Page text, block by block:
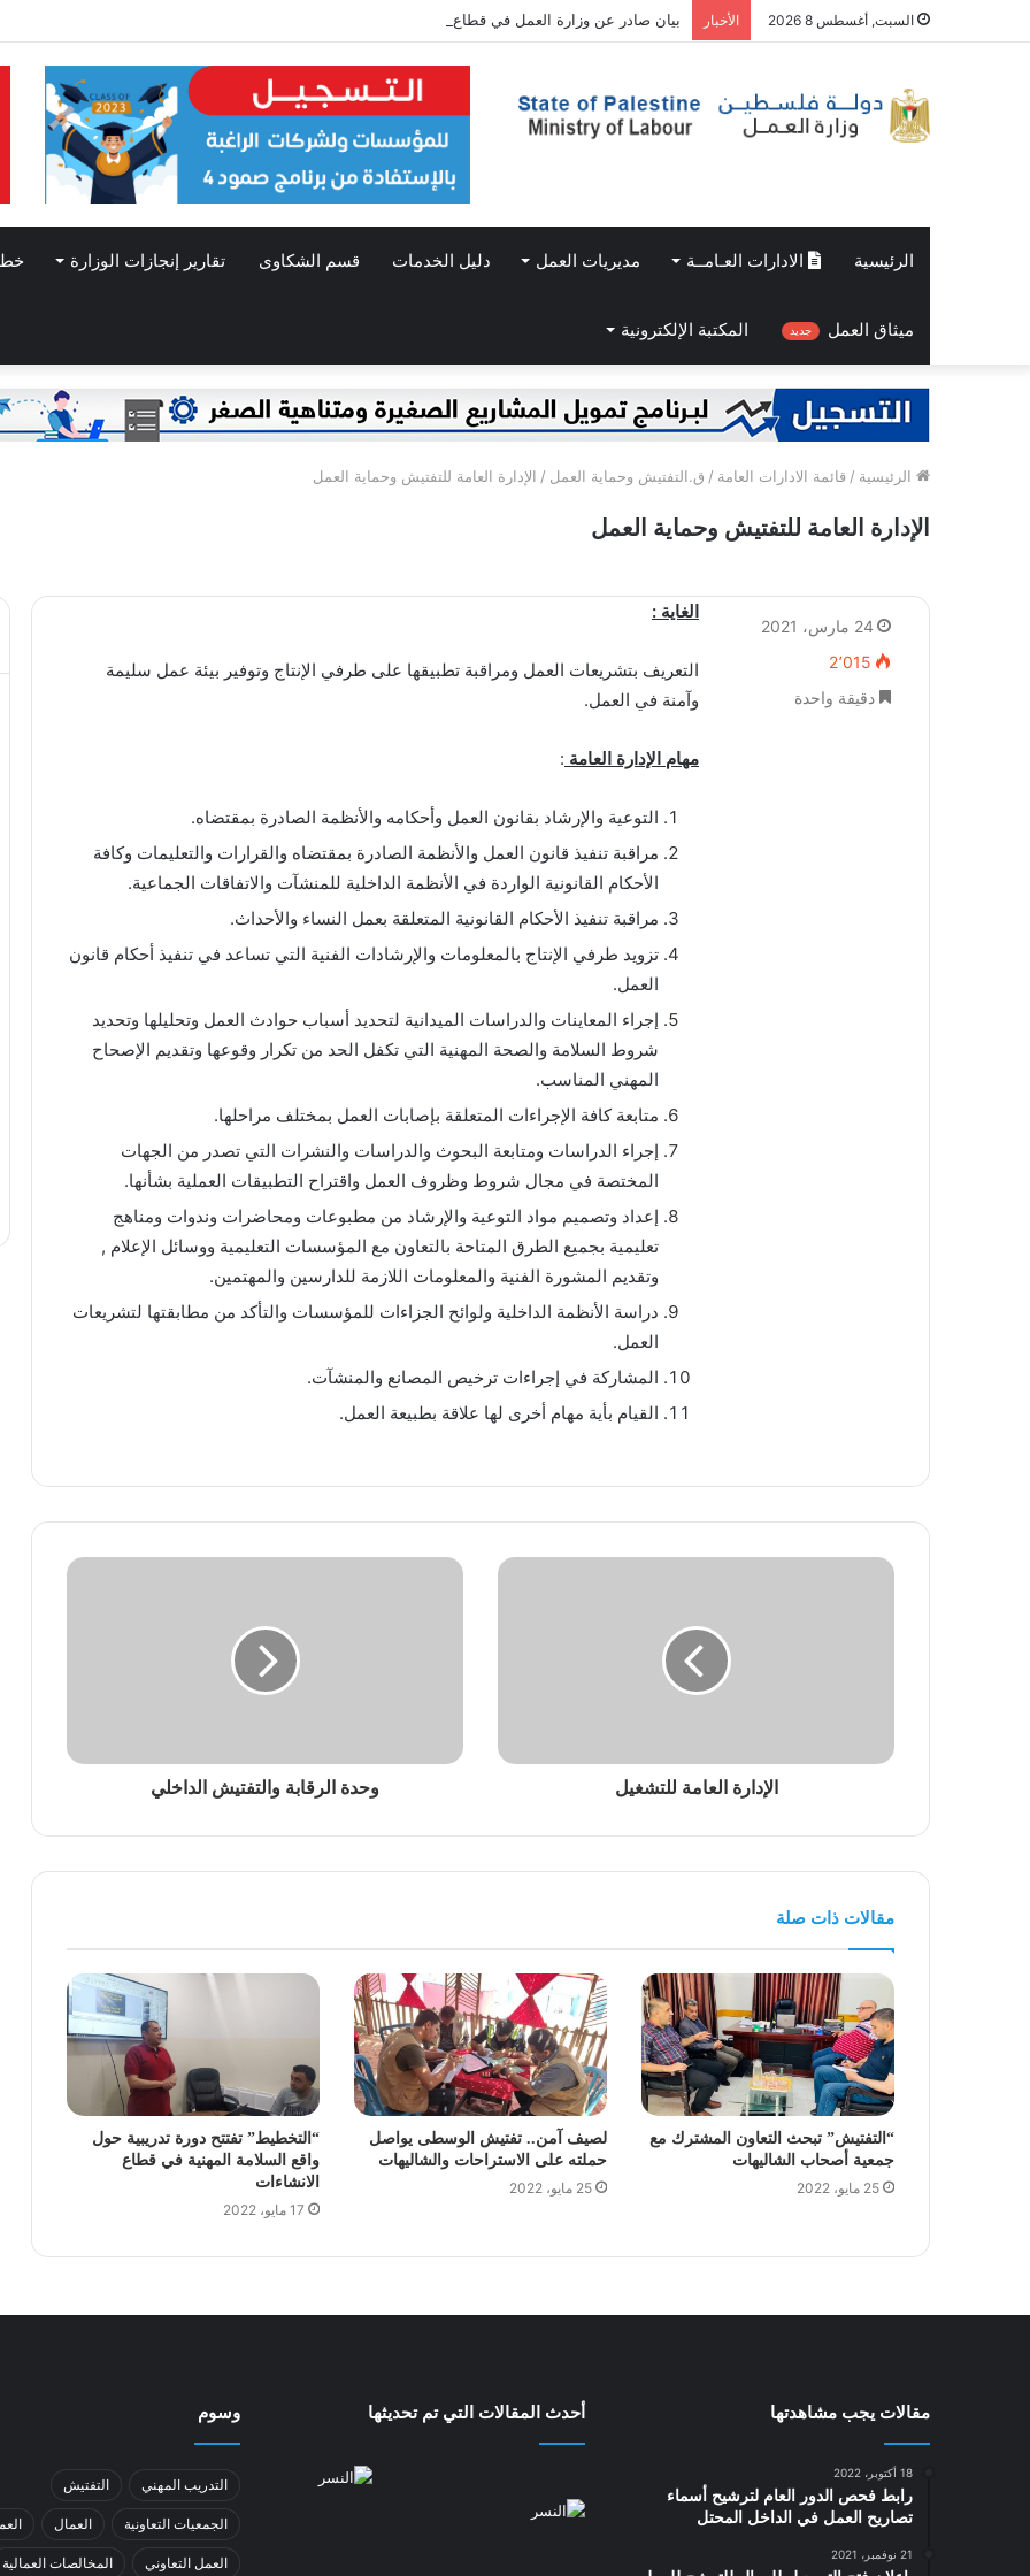
السبت, أغسطس 8 2026 الأخبار بيان صادر عن وزارة العمل في قطاع غزة بمناسبة الأول من مايو/ أيار: عيد العمال العالمي
الرئيسية الادارات العـامــة مديريات العمل دليل الخدمات قسم الشكاوى تقارير إنجازات الوزارة
ميثاق العمل جديد المكتبة الإلكترونية
الرئيسية / قائمة الادارات العامة / ق.التفتيش وحماية العمل / الإدارة العامة للتفتيش وحماية العمل
الإدارة العامة للتفتيش وحماية العمل
الغاية :
التعريف بتشريعات العمل ومراقبة تطبيقها على طرفي الإنتاج وتوفير بيئة عمل سليمة
وآمنة في العمل.
مهام الإدارة العامة :
التوعية والإرشاد بقانون العمل وأحكامه والأنظمة الصادرة بمقتضاه.
مراقبة تنفيذ قانون العمل والأنظمة الصادرة بمقتضاه والقرارات والتعليمات وكافة
الأحكام القانونية الواردة في الأنظمة الداخلية للمنشآت والاتفاقات الجماعية.
مراقبة تنفيذ الأحكام القانونية المتعلقة بعمل النساء والأحداث.
تزويد طرفي الإنتاج بالمعلومات والإرشادات الفنية التي تساعد في تنفيذ أحكام قانون
العمل.
إجراء المعاينات والدراسات الميدانية لتحديد أسباب حوادث العمل وتحليلها وتحديد
شروط السلامة والصحة المهنية التي تكفل الحد من تكرار وقوعها وتقديم الإصحاح
المهني المناسب.
متابعة كافة الإجراءات المتعلقة بإصابات العمل بمختلف مراحلها.
إجراء الدراسات ومتابعة البحوث والدراسات والنشرات التي تصدر من الجهات
المختصة في مجال شروط وظروف العمل واقتراح التطبيقات العملية بشأنها.
إعداد وتصميم مواد التوعية والإرشاد من مطبوعات ومحاضرات وندوات ومناهج
تعليمية بجميع الطرق المتاحة بالتعاون مع المؤسسات التعليمية ووسائل الإعلام ,
وتقديم المشورة الفنية والمعلومات اللازمة للدارسين والمهتمين.
دراسة الأنظمة الداخلية ولوائح الجزاءات للمؤسسات والتأكد من مطابقتها لتشريعات
العمل.
المشاركة في إجراءات ترخيص المصانع والمنشآت.
القيام بأية مهام أخرى لها علاقة بطبيعة العمل.
24 مارس، 2021
2٬015
دقيقة واحدة
الإدارة العامة للتشغيل وحدة الرقابة والتفتيش الداخلي
مقالات ذات صلة
“التفتيش” تبحث التعاون المشترك مع
جمعية أصحاب الشاليهات
25 مايو، 2022
لصيف آمن.. تفتيش الوسطى يواصل
حملته على الاستراحات والشاليهات
25 مايو، 2022
“التخطيط” تفتتح دورة تدريبية حول
واقع السلامة المهنية في قطاع
الانشاءات
17 مايو، 2022
مقالات يجب مشاهدتها
18 أكتوبر، 2022
رابط فحص الدور العام لترشيح أسماء
تصاريح العمل في الداخل المحتل
21 نوفمبر، 2021
أحدث المقالات التي تم تحديثها وسوم
التدريب المهني التفتيش
الجمعيات التعاونية العمال
العمل التعاوني المخالصات العمالية